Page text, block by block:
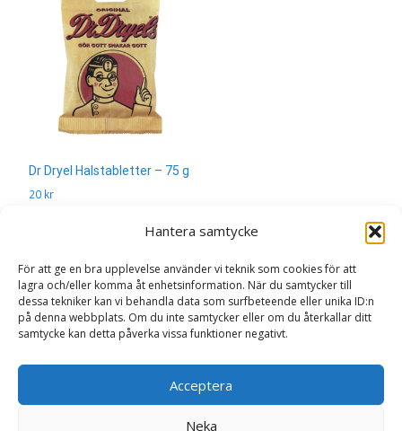
Hantera samtycke
För att ge en bra upplevelse använder vi teknik som cookies för att
lagra och/eller komma åt enhetsinformation. När du samtycker till
dessa tekniker kan vi behandla data som surfbeteende eller unika ID:n
på denna webbplats. Om du inte samtycker eller om du återkallar ditt
samtycke kan detta påverka vissa funktioner negativt.
Acceptera
Neka
Dr Dryel Halstabletter – 75 g
20 kr
Search